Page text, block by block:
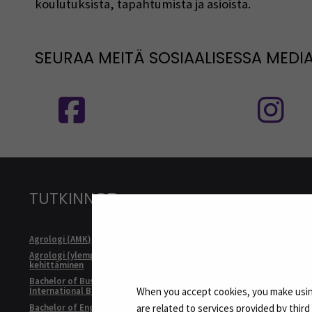
When you accept cookies, you make
are related to services provided by
koulutuksista, tapahtumista ja asioista.
SEURAA MEITÄ SOSIAALISESSA
TUTKINNOT
Agrologi (AMK)
Agrologi (ylempi AMK), Maatalousyrityksen
kehittäminen
Bachelor of Business Administration,
International Business
Bachelor of Engineering, Automation
Master of